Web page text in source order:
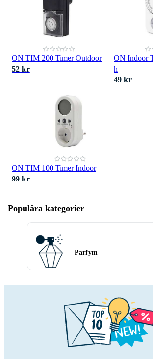
ON TIM 200 Timer Outdoor
52 kr
ON Indoor
h
49 kr
ON TIM 100 Timer Indoor
99 kr
Populära kategorier
Parfym